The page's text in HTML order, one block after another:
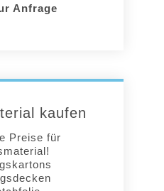
Anfrage
kaufen
Preise für